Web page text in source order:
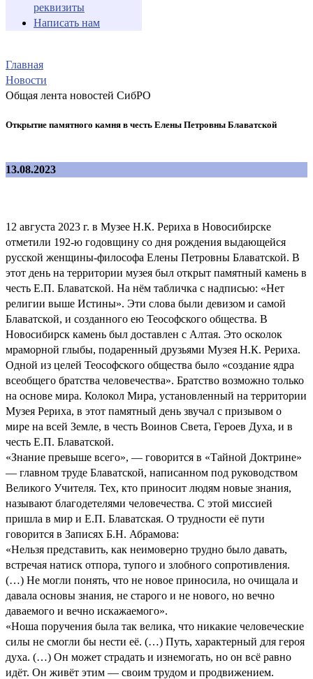
реквизиты
Написать нам
Главная
Новости
Общая лента новостей СибРО
Открытие памятного камня в честь Елены Петровны Блаватской
13.08.2023
12 августа 2023 г. в Музее Н.К. Рериха в Новосибирске
отметили 192-ю годовщину со дня рождения выдающейся
русской женщины-философа Елены Петровны Блаватской. В
этот день на территории музея был открыт памятный камень в
честь Е.П. Блаватской. На нём табличка с надписью: «Нет
религии выше Истины». Эти слова были девизом и самой
Блаватской, и созданного ею Теософского общества. В
Новосибирск камень был доставлен с Алтая. Это осколок
мраморной глыбы, подаренный друзьями Музея Н.К. Рериха.
Одной из целей Теософского общества было «создание ядра
всеобщего братства человечества». Братство возможно только
на основе мира. Колокол Мира, установленный на территории
Музея Рериха, в этот памятный день звучал с призывом о
мире на всей Земле, в честь Воинов Света, Героев Духа, и в
честь Е.П. Блаватской.
«Знание превыше всего», — говорится в «Тайной Доктрине»
— главном труде Блаватской, написанном под руководством
Великого Учителя. Тех, кто приносит людям новые знания,
называют благодетелями человечества. С этой миссией
пришла в мир и Е.П. Блаватская. О трудности её пути
говорится в Записях Б.Н. Абрамова:
«Нельзя представить, как неимоверно трудно было давать,
встречая натиск отпора, тупого и злобного сопротивления.
(…) Не могли понять, что не новое приносила, но очищала и
давала основы знания, не старого и не нового, но вечно
даваемого и вечно искажаемого».
«Ноша поручения была так велика, что никакие человеческие
силы не смогли бы нести её. (…) Путь, характерный для героя
духа. (…) Он может страдать и изнемогать, но он всё равно
идёт. Он живёт этим — своим трудом и продвижением.